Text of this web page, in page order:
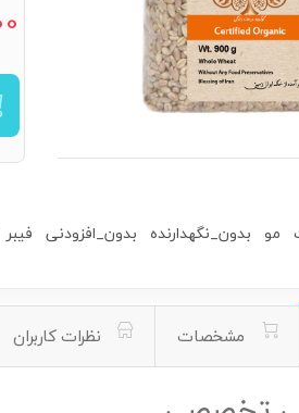
مو بدون_نگهدارنده بدون_افزودنی فیبر
مشخصات نظرات کاربران